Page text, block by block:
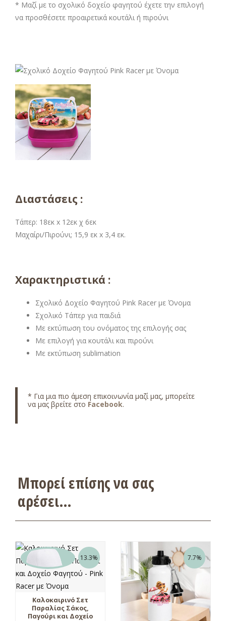
* Μαζί με το σχολικό δοχείο φαγητού έχετε την επιλογή
να προσθέσετε προαιρετικά κουτάλι ή πιρούνι
Διαστάσεις :
Τάπερ: 18εκ x 12εκ χ 6εκ
Μαχαίρι/Πιρούνι; 15,9 εκ x 3,4 εκ.
Χαρακτηριστικά :
Σχολικό Δοχείο Φαγητού Pink Racer με Όνομα
Σχολικό Τάπερ για παιδιά
Με εκτύπωση του ονόματος της επιλογής σας
Με επιλογή για κουτάλι και πιρούνι
Με εκτύπωση sublimation
* Για μια πιο άμεση επικοινωνία μαζί μας, μπορείτε
να μας βρείτε στο Facebook.
Μπορεί επίσης να σας
αρέσει…
13.3%
Καλοκαιρινό Σετ
Παραλίας Σάκος,
Παγούρι και Δοχείο
7.7%